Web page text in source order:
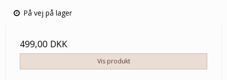
På vej på lager
499,00 DKK
Vis produkt